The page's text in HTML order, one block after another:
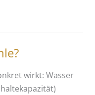
wirkt: Wasser